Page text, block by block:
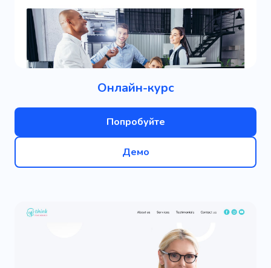
Онлайн-курс
Попробуйте
Демо